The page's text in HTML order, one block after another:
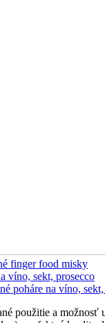
finger food misky
víno, sekt, prosecco
poháre na víno,
použitie a možnosť